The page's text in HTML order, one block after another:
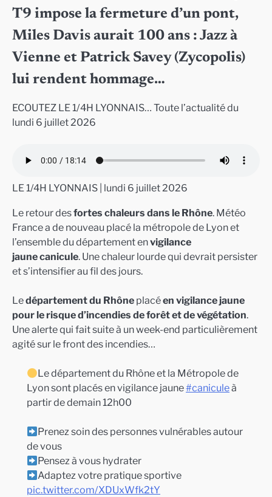
T9 impose la fermeture d’un pont,
Miles Davis aurait 100 ans : Jazz à
Vienne et Patrick Savey (Zycopolis)
lui rendent hommage…
ECOUTEZ LE 1/4H LYONNAIS… Toute l’actualité du
lundi 6 juillet 2026
LE 1/4H LYONNAIS | lundi 6 juillet 2026
Le retour desfortes chaleurs dans le Rhône. Météo
France a de nouveau placé la métropole de Lyon et
l’ensemble du département envigilance
jaune canicule. Une chaleur lourde qui devrait persister
et s’intensifier au fil des jours.
Ledépartement du Rhône placéen vigilance jaune
pour le risque d’incendies de forêt et de végétation.
Une alerte qui fait suite à un week-end particulièrement
agité sur le front des incendies…
Le département du Rhône et la Métropole de
Lyon sont placés en vigilance jaune#caniculeà
partir de demain 12h00
Prenez soin des personnes vulnérables autour
de vous
Pensez à vous hydrater
Adaptez votre pratique sportive
pic.twitter.com/XDUxWfk2tY